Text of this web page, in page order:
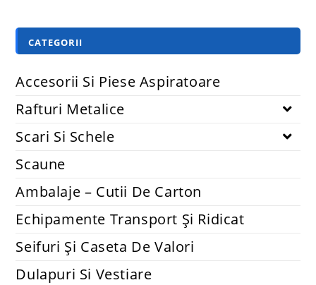
CATEGORII
Accesorii Si Piese Aspiratoare
Rafturi Metalice
Scari Si Schele
Scaune
Ambalaje – Cutii De Carton
Echipamente Transport Și Ridicat
Seifuri Și Caseta De Valori
Dulapuri Si Vestiare